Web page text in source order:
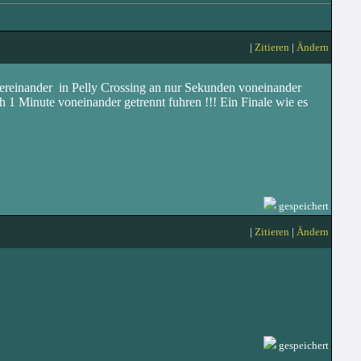
| Zitieren | Ändern
in Pelly Crossing an nur Sekunden voneinander
1 Minute voneinander getrennt fuhren !!! Ein Finale wie es
gespeichert
| Zitieren | Ändern
gespeichert